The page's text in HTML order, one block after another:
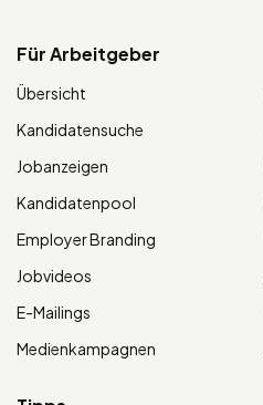
Für Arbeitgeber
Übersicht
Kandidatensuche
Jobanzeigen
Kandidatenpool
Employer Branding
Jobvideos
E-Mailings
Medienkampagnen